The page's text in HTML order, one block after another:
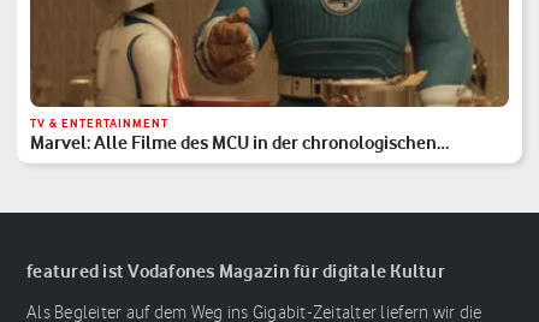
TV & ENTERTAINMENT
Marvel: Alle Filme des MCU in der chronologischen
Reihenfolge
featured ist Vodafones Magazin für digitale Kultur
Als Begleiter auf dem Weg ins Gigabit-Zeitalter liefern wir die